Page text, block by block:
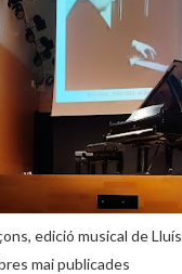
edició musical de Lluís
mai publicades